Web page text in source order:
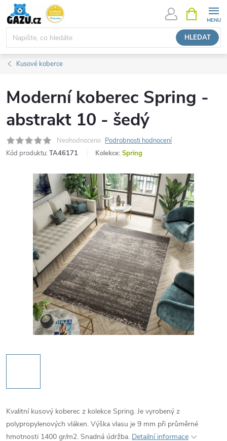
Přejít
obsah
HLEDAT
NÁKUPNÍ
KOŠÍK
Kusové koberce
Moderní koberec Spring -
abstrakt 10 - šedý
Neohodnoceno Podrobnosti hodnocení
Kód produktu: TA46171 Kolekce: Spring
Kvalitní kusový koberec z kolekce Spring. Je vyrobený z
polypropylenových vláken. Výška vlasu je 9 mm při průměrné
hmotnosti 1400 gr/m2. Snadná údržba. Detailní informace